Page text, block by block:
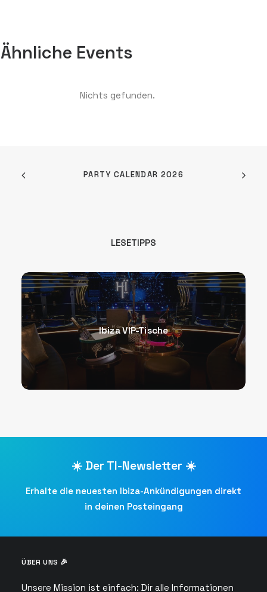
Ähnliche Events
Nichts gefunden.
PARTY CALENDAR 2026
LESETIPPS
Ibiza VIP-Tische
☀️ Der TI-Newsletter ☀️
Erhalte die neuesten Ibiza-Ankündigungen direkt
in deinen Posteingang
ÜBER UNS 🎉
Unsere Mission ist einfach: Dir alle Informationen